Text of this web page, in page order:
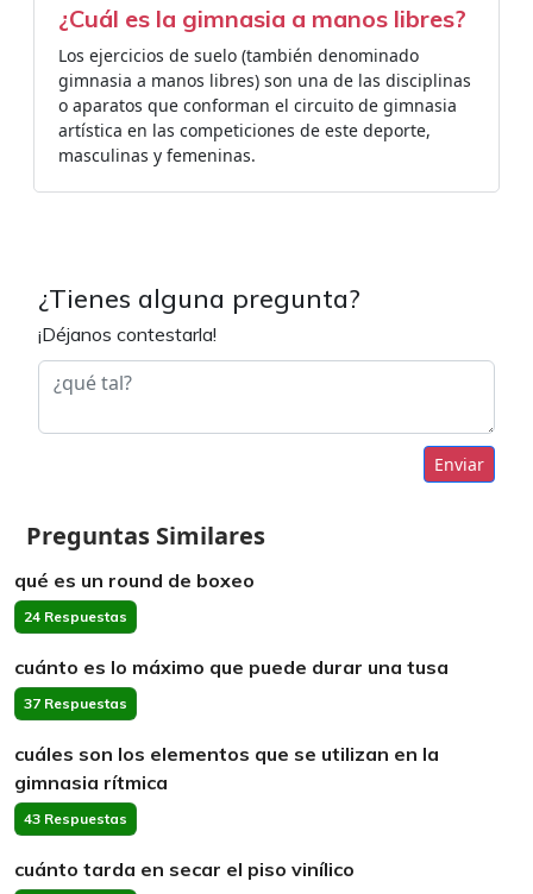
¿Cuál es la gimnasia a manos libres?
Los ejercicios de suelo (también denominado
gimnasia a manos libres) son una de las disciplinas
o aparatos que conforman el circuito de gimnasia
artística en las competiciones de este deporte,
masculinas y femeninas.
¿Tienes alguna pregunta?
¡Déjanos contestarla!
Enviar
Preguntas Similares
qué es un round de boxeo
24 Respuestas
cuánto es lo máximo que puede durar una tusa
37 Respuestas
cuáles son los elementos que se utilizan en la
gimnasia rítmica
43 Respuestas
cuánto tarda en secar el piso vinílico